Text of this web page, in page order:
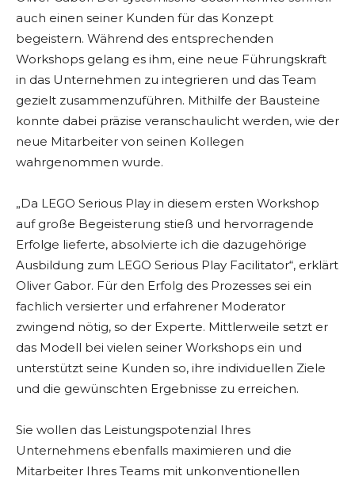
auch einen seiner Kunden für das Konzept
begeistern. Während des entsprechenden
Workshops gelang es ihm, eine neue Führungskraft
in das Unternehmen zu integrieren und das Team
gezielt zusammenzuführen. Mithilfe der Bausteine
konnte dabei präzise veranschaulicht werden, wie der
neue Mitarbeiter von seinen Kollegen
wahrgenommen wurde.
„Da LEGO Serious Play in diesem ersten Workshop
auf große Begeisterung stieß und hervorragende
Erfolge lieferte, absolvierte ich die dazugehörige
Ausbildung zum LEGO Serious Play Facilitator“, erklärt
Oliver Gabor. Für den Erfolg des Prozesses sei ein
fachlich versierter und erfahrener Moderator
zwingend nötig, so der Experte. Mittlerweile setzt er
das Modell bei vielen seiner Workshops ein und
unterstützt seine Kunden so, ihre individuellen Ziele
und die gewünschten Ergebnisse zu erreichen.
Sie wollen das Leistungspotenzial Ihres
Unternehmens ebenfalls maximieren und die
Mitarbeiter Ihres Teams mit unkonventionellen